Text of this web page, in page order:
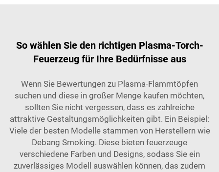
So wählen Sie den richtigen Plasma-Torch-
Feuerzeug für Ihre Bedürfnisse aus
Wenn Sie Bewertungen zu Plasma-Flammtöpfen
suchen und diese in großer Menge kaufen möchten,
sollten Sie nicht vergessen, dass es zahlreiche
attraktive Gestaltungsmöglichkeiten gibt. Ein Beispiel:
Viele der besten Modelle stammen von Herstellern wie
Debang Smoking. Diese bieten feuerzeuge
verschiedene Farben und Designs, sodass Sie ein
zuverlässiges Modell auswählen können, das zudem